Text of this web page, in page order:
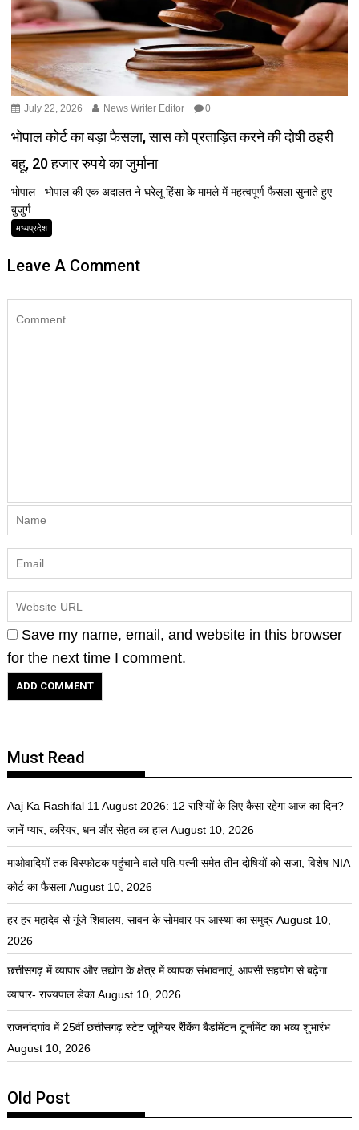
July 22, 2026 News Writer Editor 0
भोपाल कोर्ट का बड़ा फैसला, सास को प्रताड़ित करने की दोषी ठहरी
बहू, 20 हजार रुपये का जुर्माना
भोपाल भोपाल की एक अदालत ने घरेलू हिंसा के मामले में महत्वपूर्ण फैसला सुनाते हुए
बुजुर्ग...
मध्यप्रदेश
Leave A Comment
Save my name, email, and website in this browser
for the next time I comment.
Must Read
Aaj Ka Rashifal 11 August 2026: 12 राशियों के लिए कैसा रहेगा आज का दिन?
जानें प्यार, करियर, धन और सेहत का हाल August 10, 2026
माओवादियों तक विस्फोटक पहुंचाने वाले पति-पत्नी समेत तीन दोषियों को सजा, विशेष NIA
कोर्ट का फैसला August 10, 2026
हर हर महादेव से गूंजे शिवालय, सावन के सोमवार पर आस्था का समुद्र August 10,
2026
छत्तीसगढ़ में व्यापार और उद्योग के क्षेत्र में व्यापक संभावनाएं, आपसी सहयोग से बढ़ेगा
व्यापार- राज्यपाल डेका August 10, 2026
राजनांदगांव में 25वीं छत्तीसगढ़ स्टेट जूनियर रैंकिंग बैडमिंटन टूर्नामेंट का भव्य शुभारंभ
August 10, 2026
Old Post